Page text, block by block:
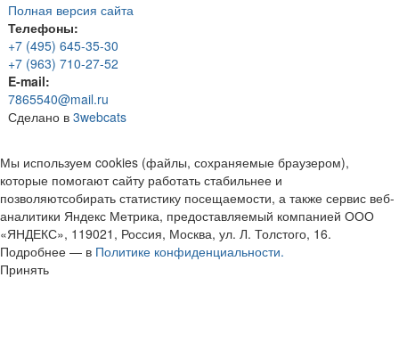
Полная версия сайта
Телефоны:
+7 (495) 645-35-30
+7 (963) 710-27-52
E-mail:
7865540@mail.ru
Сделано в 3webcats
Мы используем cookies (файлы, сохраняемые браузером),
которые помогают сайту работать стабильнее и
позволяютсобирать статистику посещаемости, а также сервис веб-
аналитики Яндекс Метрика, предоставляемый компанией ООО
«ЯНДЕКС», 119021, Россия, Москва, ул. Л. Толстого, 16.
Подробнее — в Политике конфиденциальности.
Принять